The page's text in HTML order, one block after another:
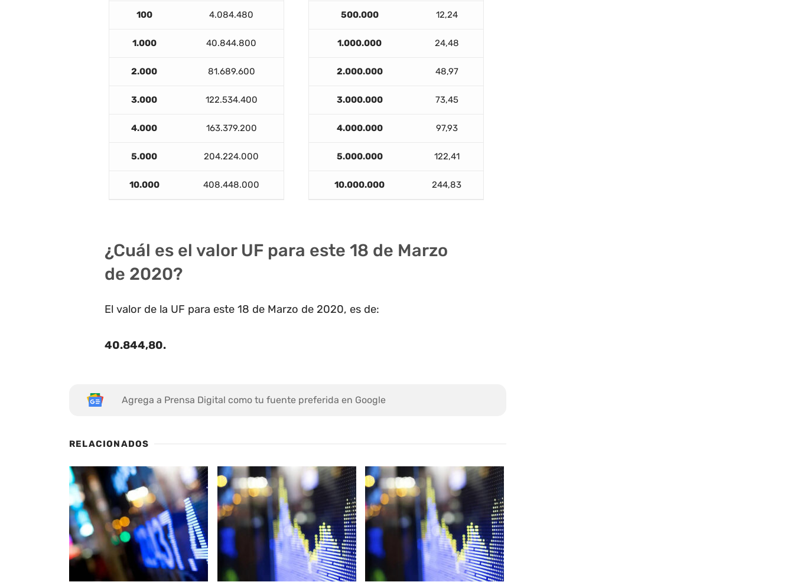
100 4.084.480
1.000 40.844.800
2.000 81.689.600
3.000 122.534.400
4.000 163.379.200
5.000 204.224.000
10.000 408.448.000
500.000 12,24
1.000.000 24,48
2.000.000 48,97
3.000.000 73,45
4.000.000 97,93
5.000.000 122,41
10.000.000 244,83
¿Cuál es el valor UF para este 18 de Marzo
de 2020?
El valor de la UF para este 18 de Marzo de 2020, es de:
40.844,80.
Agrega a Prensa Digital como tu fuente preferida en Google
RELACIONADOS